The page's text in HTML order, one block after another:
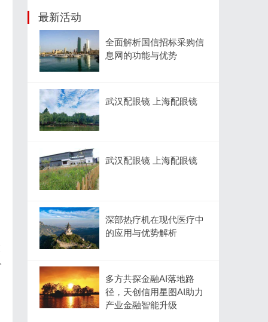
最新活动
全面解析国信招标采购信
息网的功能与优势
武汉配眼镜 上海配眼镜
武汉配眼镜 上海配眼镜
深部热疗机在现代医疗中
的应用与优势解析
多方共探金融AI落地路
径，天创信用星图AI助力
产业金融智能升级